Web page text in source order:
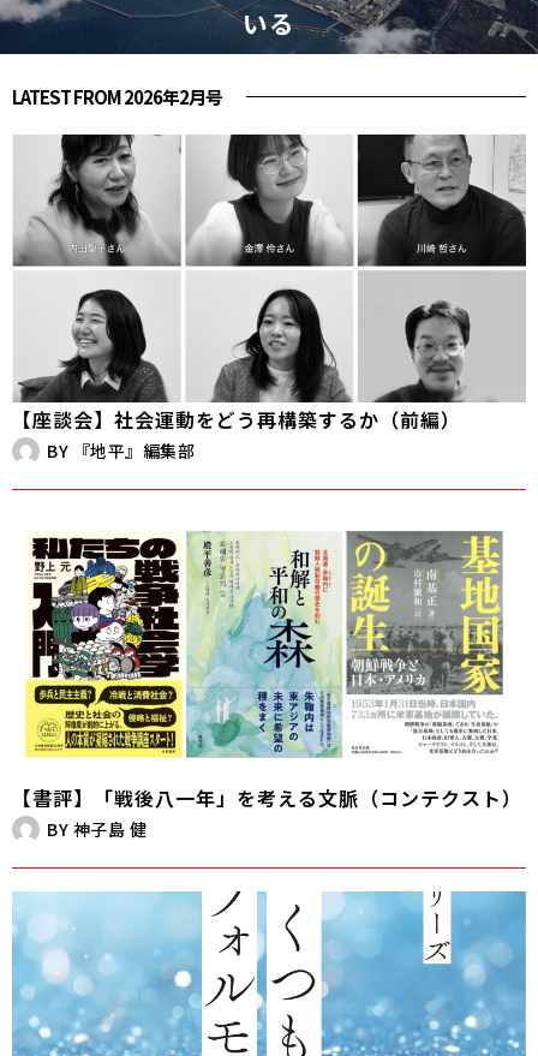
いる
LATEST FROM 2026年2月号
【座談会】社会運動をどう再構築するか（前編）
BY 『地平』編集部
【書評】「戦後八一年」を考える文脈（コンテクスト）
BY 神子島 健